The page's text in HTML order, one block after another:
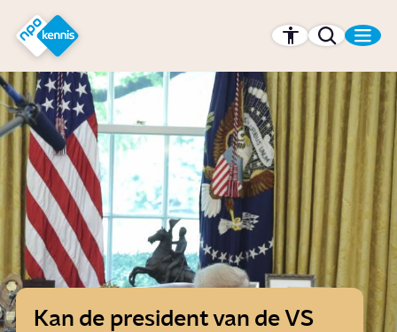
Hét kennisplatform van de NPO
Kan de president van de VS